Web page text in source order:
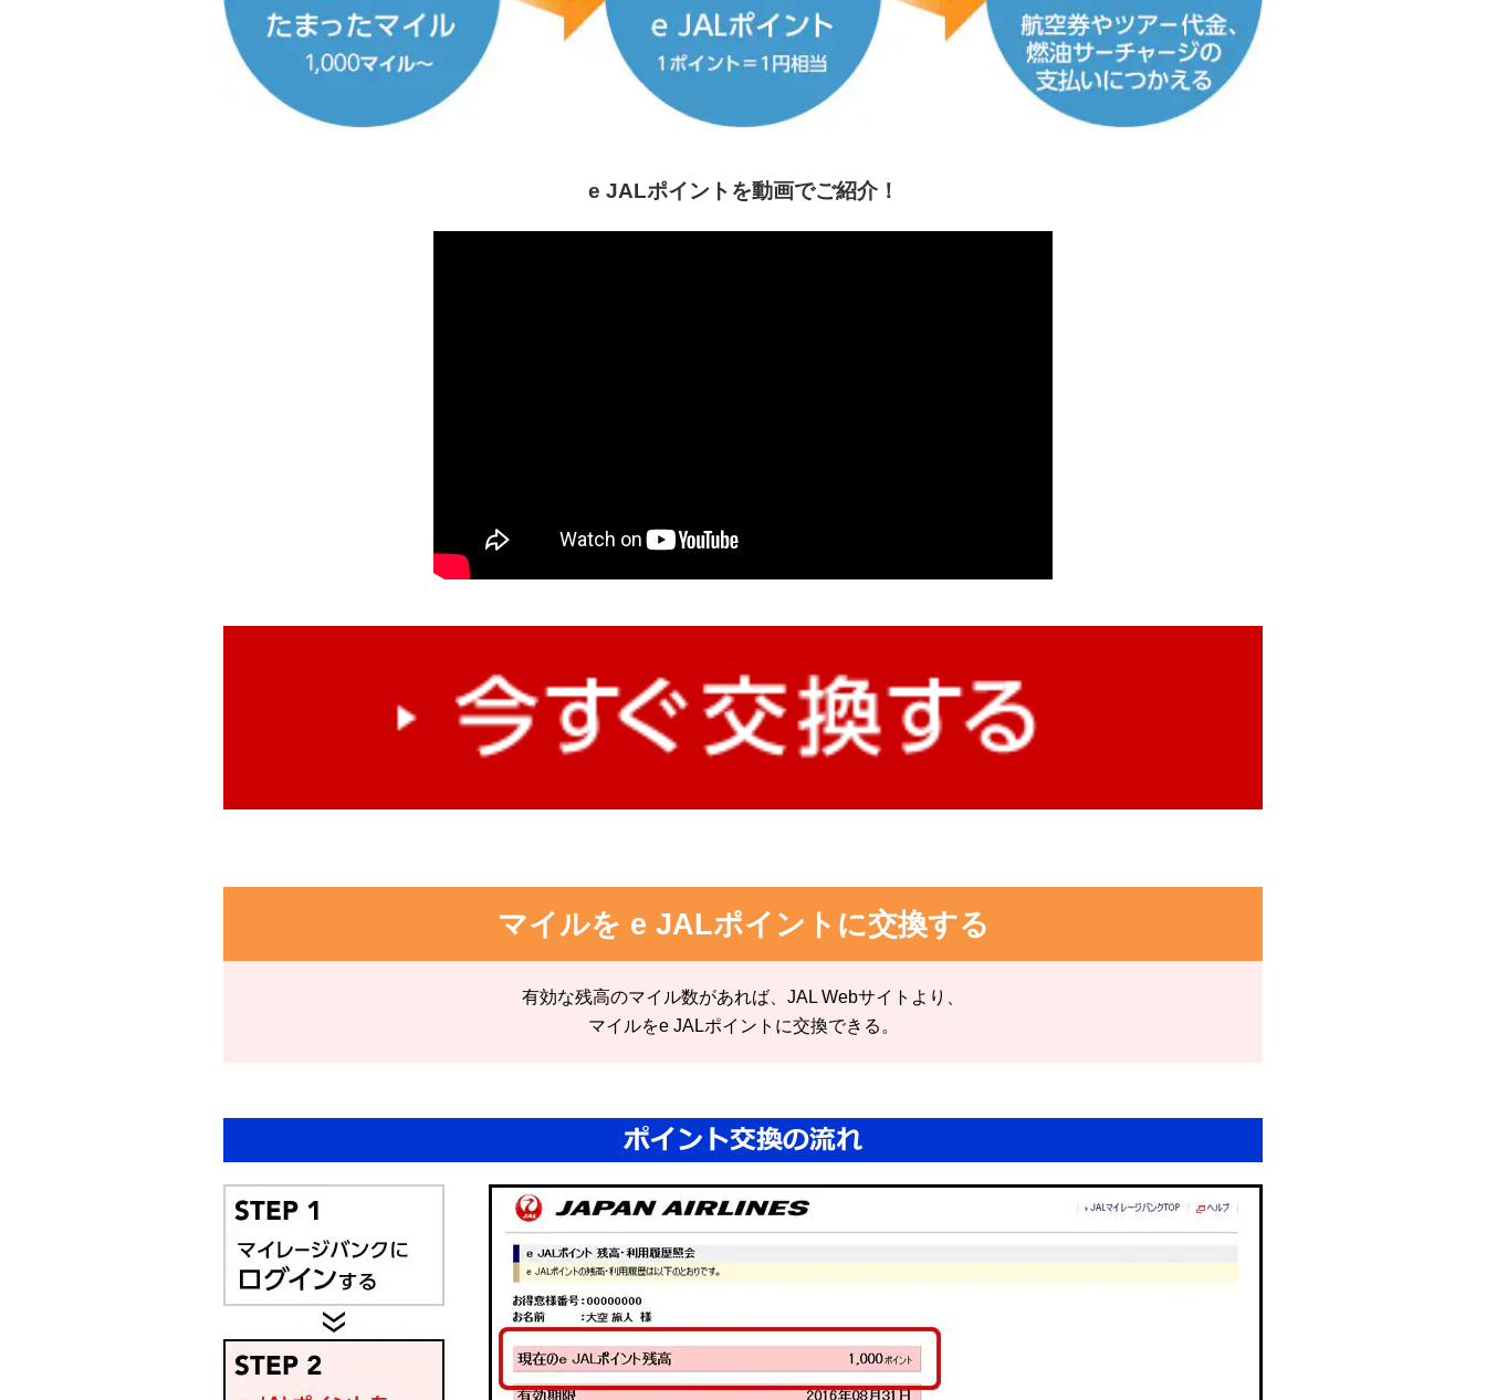
e JALポイントを動画でご紹介！
マイルを e JALポイントに交換する
有効な残高のマイル数があれば、JAL Webサイトより、
マイルをe JALポイントに交換できる。